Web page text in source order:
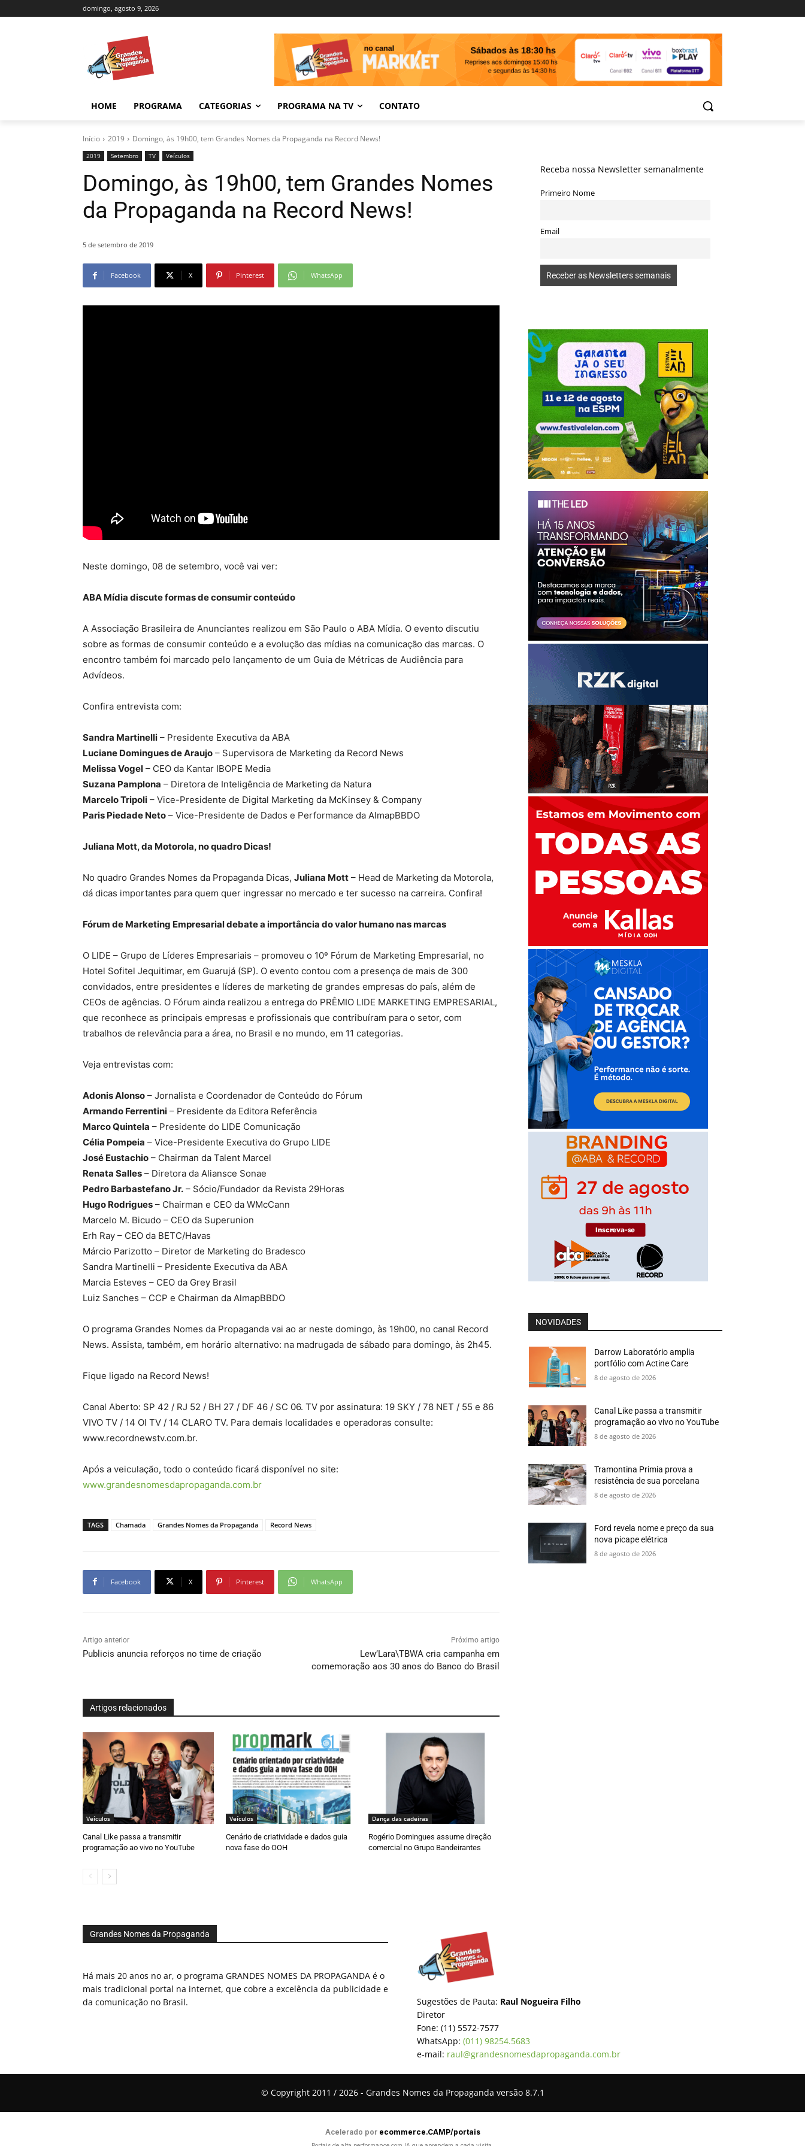
domingo, agosto 9, 2026
HOME PROGRAMA CATEGORIAS PROGRAMA NA TV CONTATO
Início 2019 Domingo, às 19h00, tem Grandes Nomes da Propaganda na Record News!
2019 Setembro TV Veículos
Domingo, às 19h00, tem Grandes Nomes
da Propaganda na Record News!
5 de setembro de 2019
Facebook X Pinterest WhatsApp
Neste domingo, 08 de setembro, você vai ver:
ABA Mídia discute formas de consumir conteúdo
A Associação Brasileira de Anunciantes realizou em São Paulo o ABA Mídia. O evento discutiu
sobre as formas de consumir conteúdo e a evolução das mídias na comunicação das marcas. O
encontro também foi marcado pelo lançamento de um Guia de Métricas de Audiência para
Advídeos.
Confira entrevista com:
Sandra Martinelli – Presidente Executiva da ABA
Luciane Domingues de Araujo – Supervisora de Marketing da Record News
Melissa Vogel – CEO da Kantar IBOPE Media
Suzana Pamplona – Diretora de Inteligência de Marketing da Natura
Marcelo Tripoli – Vice-Presidente de Digital Marketing da McKinsey & Company
Paris Piedade Neto – Vice-Presidente de Dados e Performance da AlmapBBDO
Juliana Mott, da Motorola, no quadro Dicas!
No quadro Grandes Nomes da Propaganda Dicas, Juliana Mott – Head de Marketing da Motorola,
dá dicas importantes para quem quer ingressar no mercado e ter sucesso na carreira. Confira!
Fórum de Marketing Empresarial debate a importância do valor humano nas marcas
O LIDE – Grupo de Líderes Empresariais – promoveu o 10º Fórum de Marketing Empresarial, no
Hotel Sofitel Jequitimar, em Guarujá (SP). O evento contou com a presença de mais de 300
convidados, entre presidentes e líderes de marketing de grandes empresas do país, além de
CEOs de agências. O Fórum ainda realizou a entrega do PRÊMIO LIDE MARKETING EMPRESARIAL,
que reconhece as principais empresas e profissionais que contribuíram para o setor, com
trabalhos de relevância para a área, no Brasil e no mundo, em 11 categorias.
Veja entrevistas com:
Adonis Alonso – Jornalista e Coordenador de Conteúdo do Fórum
Armando Ferrentini – Presidente da Editora Referência
Marco Quintela – Presidente do LIDE Comunicação
Célia Pompeia – Vice-Presidente Executiva do Grupo LIDE
José Eustachio – Chairman da Talent Marcel
Renata Salles – Diretora da Aliansce Sonae
Pedro Barbastefano Jr. – Sócio/Fundador da Revista 29Horas
Hugo Rodrigues – Chairman e CEO da WMcCann
Marcelo M. Bicudo – CEO da Superunion
Erh Ray – CEO da BETC/Havas
Márcio Parizotto – Diretor de Marketing do Bradesco
Sandra Martinelli – Presidente Executiva da ABA
Marcia Esteves – CEO da Grey Brasil
Luiz Sanches – CCP e Chairman da AlmapBBDO
O programa Grandes Nomes da Propaganda vai ao ar neste domingo, às 19h00, no canal Record
News. Assista, também, em horário alternativo: na madrugada de sábado para domingo, às 2h45.
Fique ligado na Record News!
Canal Aberto: SP 42 / RJ 52 / BH 27 / DF 46 / SC 06. TV por assinatura: 19 SKY / 78 NET / 55 e 86
VIVO TV / 14 OI TV / 14 CLARO TV. Para demais localidades e operadoras consulte:
www.recordnewstv.com.br.
Após a veiculação, todo o conteúdo ficará disponível no site:
www.grandesnomesdapropaganda.com.br
TAGS Chamada Grandes Nomes da Propaganda Record News
Facebook X Pinterest WhatsApp
Artigo anterior
Publicis anuncia reforços no time de criação
Próximo artigo
Lew’Lara\TBWA cria campanha em
comemoração aos 30 anos do Banco do Brasil
Artigos relacionados
Veículos
Canal Like passa a transmitir
programação ao vivo no YouTube
Veículos
Cenário de criatividade e dados guia
nova fase do OOH
Dança das cadeiras
Rogério Domingues assume direção
comercial no Grupo Bandeirantes
Receba nossa Newsletter semanalmente
Primeiro Nome
Email
NOVIDADES
Darrow Laboratório amplia
portfólio com Actine Care
8 de agosto de 2026
Canal Like passa a transmitir
programação ao vivo no YouTube
8 de agosto de 2026
Tramontina Primia prova a
resistência de sua porcelana
8 de agosto de 2026
Ford revela nome e preço da sua
nova picape elétrica
8 de agosto de 2026
Grandes Nomes da Propaganda
Há mais 20 anos no ar, o programa GRANDES NOMES DA PROPAGANDA é o
mais tradicional portal na internet, que cobre a excelência da publicidade e
da comunicação no Brasil.
Sugestões de Pauta: Raul Nogueira Filho
Diretor
Fone: (11) 5572-7577
WhatsApp: (011) 98254.5683
e-mail: raul@grandesnomesdapropaganda.com.br
© Copyright 2011 / 2026 - Grandes Nomes da Propaganda versão 8.7.1
Acelerado por ecommerce.CAMP/portais